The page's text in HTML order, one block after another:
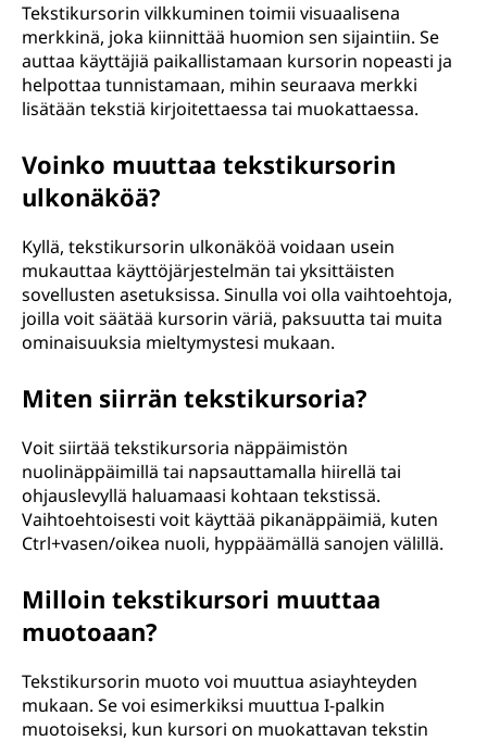
Tekstikursorin vilkkuminen toimii visuaalisena
merkkinä, joka kiinnittää huomion sen sijaintiin. Se
auttaa käyttäjiä paikallistamaan kursorin nopeasti ja
helpottaa tunnistamaan, mihin seuraava merkki
lisätään tekstiä kirjoitettaessa tai muokattaessa.
Voinko muuttaa tekstikursorin
ulkonäköä?
Kyllä, tekstikursorin ulkonäköä voidaan usein
mukauttaa käyttöjärjestelmän tai yksittäisten
sovellusten asetuksissa. Sinulla voi olla vaihtoehtoja,
joilla voit säätää kursorin väriä, paksuutta tai muita
ominaisuuksia mieltymystesi mukaan.
Miten siirrän tekstikursoria?
Voit siirtää tekstikursoria näppäimistön
nuolinäppäimillä tai napsauttamalla hiirellä tai
ohjauslevyllä haluamaasi kohtaan tekstissä.
Vaihtoehtoisesti voit käyttää pikanäppäimiä, kuten
Ctrl+vasen/oikea nuoli, hyppäämällä sanojen välillä.
Milloin tekstikursori muuttaa
muotoaan?
Tekstikursorin muoto voi muuttua asiayhteyden
mukaan. Se voi esimerkiksi muuttua I-palkin
muotoiseksi, kun kursori on muokattavan tekstin